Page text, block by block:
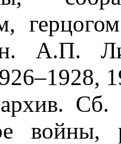
А.П.
–1928,
Сб.
войны,